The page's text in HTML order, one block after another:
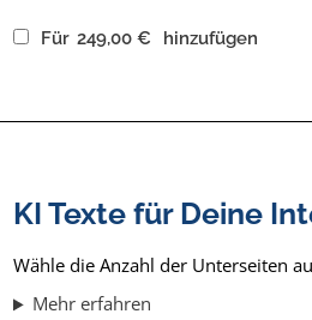
Für 249,00 € hinzufügen
KI Texte für Deine
Wähle die Anzahl der Unterseiten
Mehr erfahren